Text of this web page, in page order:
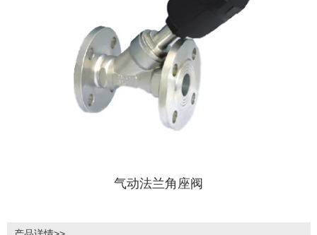
气动法兰角座阀